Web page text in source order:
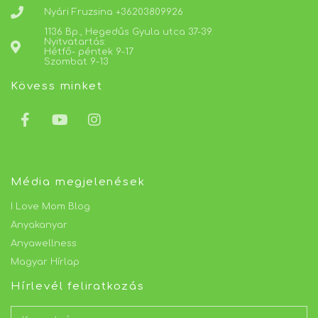
Nyári Fruzsina +36203809926
1136 Bp., Hegedűs Gyula utca 37-39.
Nyitvatartás:
Hétfő- péntek 9-17
Szombat 9-13
Kövess minket
Média megjelenések
I Love Mom Blog
Anyakanyar
Anyawellness
Magyar Hírlap
Hírlevél feliratkozás